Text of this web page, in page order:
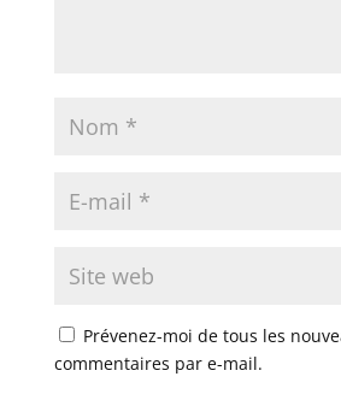
Prévenez-moi de tous les
commentaires par e-mail.